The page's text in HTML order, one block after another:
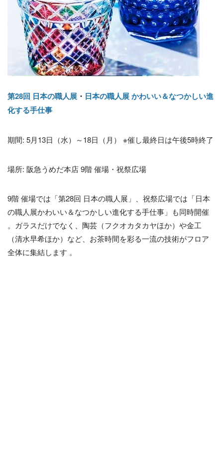
第28回 日本の職人展 ・ 日本の職人展 かわいい＆なつかしい進
化する手仕事
期間: 5月13日（水）～18日（月） ※催し最終日は午後5時終了
場所: 阪急うめだ本店 9階 催場・祝祭広場
9階 催場では「第28回 日本の職人展」、祝祭広場では「日本
の職人展かわいい＆なつかしい進化する手仕事」も同時開催
。ガラスだけでなく、陶芸（フクオカタカヤほか）や金工
（清水早希ほか）など、お茶時間を彩る一流の技術がフロア
全体に集結します 。